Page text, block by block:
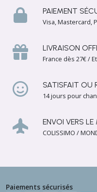
PAIEMENT
Visa, Mastercard,
LIVRAISON
France dès 27€ /
SATISFAIT OU
14 jours pour
ENVOI VERS
COLISSIMO /
début
XXème
Ouvrages
fait
Paiements sécurisés